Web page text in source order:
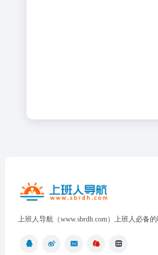
上班人导航（www.sbrdh.com）上班人必备